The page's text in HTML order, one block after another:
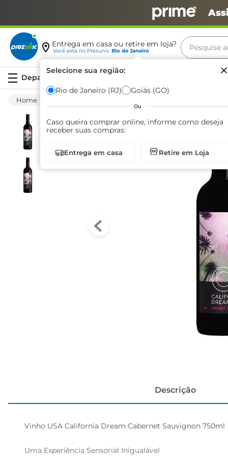
Entrega em casa ou retire em loja?
Você está no Prezunic Rio de Janeiro
Selecione sua região:
Rio de Janeiro (RJ) Goiás (GO)
Ou
Caso queira comprar online, informe como deseja
receber suas compras:
Entrega em casa Retire em Loja
Pesquise
Descrição
Vinho USA California Dream Cabernet Sauvignon 750ml
Uma Experiência Sensorial Inigualável
Termos
café
azeite
biscoito
iogurte
papel
cerveja